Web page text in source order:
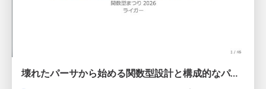
壊れたパーサから始める関数型設計と構成的なパーサ #fp_matsuri